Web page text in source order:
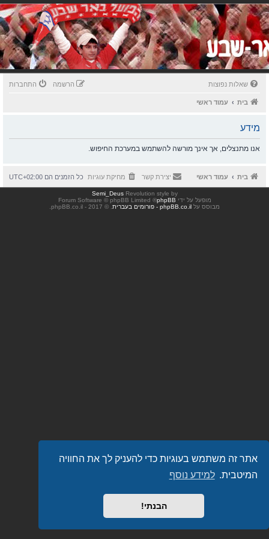
אתר זה משתמש בעוגיות כדי להעניק לך את החוויה
המיטבית. למידע נוסף
הבנתי!
שאלות נפוצות התחברות הרשמה
בית עמוד ראשי
מידע
אנו מתנצלים, אך אינך מורשה להשתמש במערכת החיפוש.
בית עמוד ראשי כל הזמנים הם UTC+02:00 מחיקת עוגיות יצירת קשר
Revolution style by
Semi_Deus
מופעל על ידי phpBB
® Forum Software © phpBB Limited
מבוסס על phpBB.co.il - פורומים בעברית . © 2017 - phpBB.co.il.